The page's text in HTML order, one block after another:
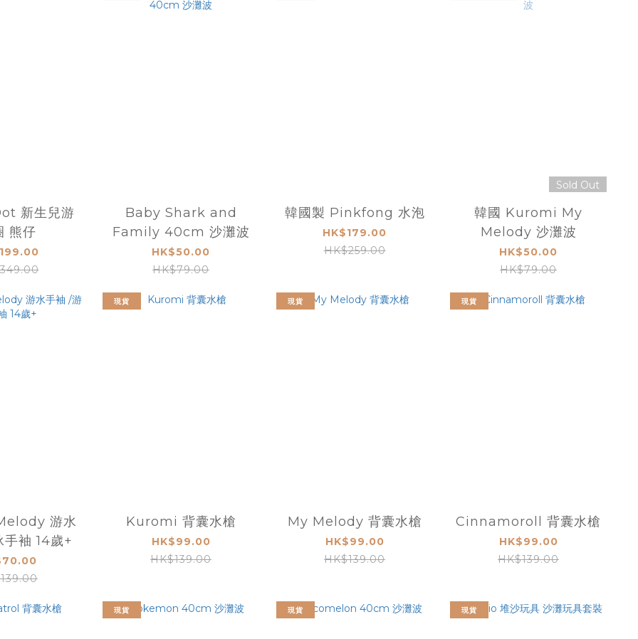
新生兒游
熊仔
Baby Shark and
Family 40cm 沙灘波
HK$50.00
HK$79.00
韓國製 Pinkfong 水泡
HK$179.00
HK$259.00
Sold Out
韓國 Kuromi My
Melody 沙灘波
HK$50.00
HK$79.00
游水
袖 14歲+
現貨
Kuromi 背囊水槍
HK$99.00
HK$139.00
現貨
My Melody 背囊水槍
HK$99.00
HK$139.00
現貨
Cinnamoroll 背囊水槍
HK$99.00
HK$139.00
現貨 現貨 現貨